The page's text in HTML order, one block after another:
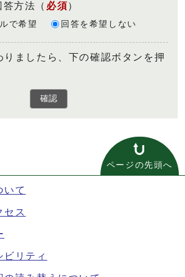
答方法 （ 必須）
で希望 回答を希望しない
りましたら、下の確認ボタンを押
確認
ページの先頭へ
いて
セス
ビリティ